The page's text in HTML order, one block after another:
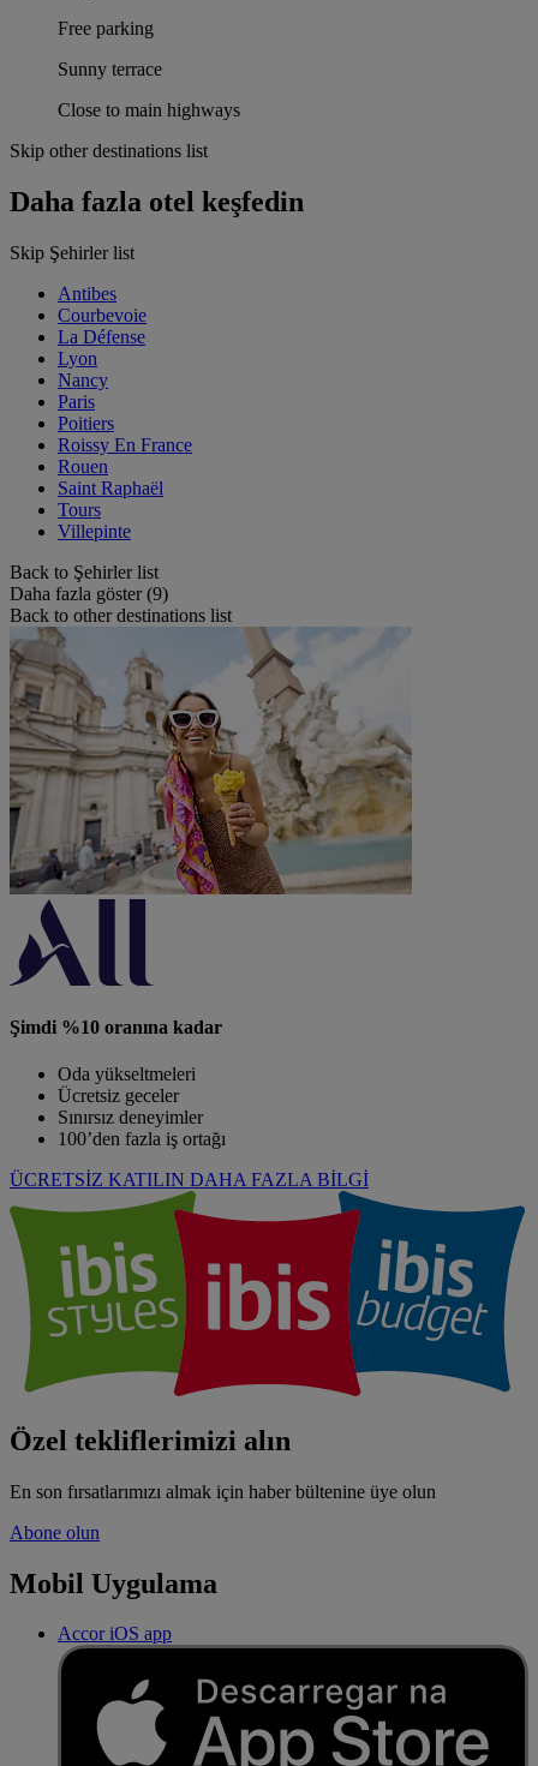
Free parking
Sunny terrace
Close to main highways
Skip other destinations list
Daha fazla otel keşfedin
Skip Şehirler list
Antibes
Courbevoie
La Défense
Lyon
Nancy
Paris
Poitiers
Roissy En France
Rouen
Saint Raphaël
Tours
Villepinte
Back to Şehirler list
Daha fazla göster (9)
Back to other destinations list
Şimdi %10 oranına kadar
Oda yükseltmeleri
Ücretsiz geceler
Sınırsız deneyimler
100’den fazla iş ortağı
ÜCRETSİZ KATILIN DAHA FAZLA BİLGİ
Özel tekliflerimizi alın
En son fırsatlarımızı almak için haber bültenine üye olun
Abone olun
Mobil Uygulama
Accor iOS app